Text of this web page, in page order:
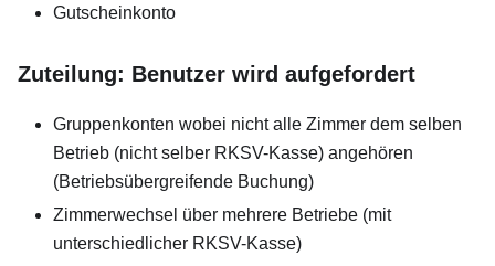
Gutscheinkonto
Zuteilung: Benutzer wird aufgefordert
Gruppenkonten wobei nicht alle Zimmer dem selben
Betrieb (nicht selber RKSV-Kasse) angehören
(Betriebsübergreifende Buchung)
Zimmerwechsel über mehrere Betriebe (mit
unterschiedlicher RKSV-Kasse)